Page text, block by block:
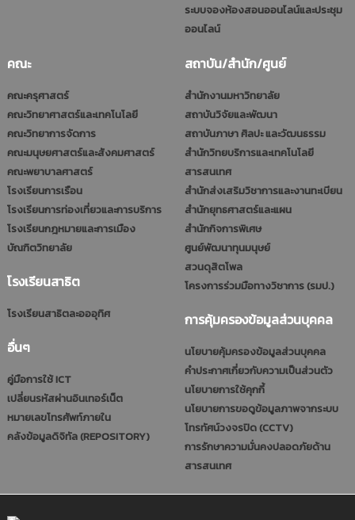
ระบบจองห้องสอนออนไลน์และประชุม
ออนไลน์
คณะ
คณะครุศาสตร์
คณะวิทยาศาสตร์และเทคโนโลยี
คณะวิทยาการจัดการ
คณะมนุษยศาสตร์และสังคมศาสตร์
คณะพยาบาลศาสตร์
โรงเรียนการเรือน
โรงเรียนการท่องเที่ยวและการบริการ
โรงเรียนกฎหมายและการเมือง
บัณฑิตวิทยาลัย
โรงเรียนสาธิต
โรงเรียนสาธิตละอออุทิศ
อื่นๆ
คู่มือการใช้ ICT
เปลี่ยนรหัสผ่านอินเทอร์เน็ต
หมายเลขโทรศัพท์ภายใน
คลังข้อมูลดิจิทัล (REPOSITORY)
สถาบัน/สำนัก/ศูนย์
สำนักงานมหาวิทยาลัย
สถาบันวิจัยและพัฒนา
สถาบันภาษา ศิลปะ และวัฒนธรรม
สำนักวิทยบริการและเทคโนโลยี
สารสนเทศ
สำนักส่งเสริมวิชาการและงานทะเบียน
สำนักยุทธศาสตร์และแผน
สำนักกิจการพิเศษ
ศูนย์พัฒนาทุนมนุษย์
สวนดุสิตโพล
โครงการร่วมมือทางวิชาการ (รมป.)
การคุ้มครองข้อมูลส่วนบุคคล
นโยบายคุ้มครองข้อมูลส่วนบุคคล
คำประกาศเกี่ยวกับความเป็นส่วนตัว
นโยบายการใช้คุกกี้
นโยบายการขอดูข้อมูลภาพจากระบบ
โทรทัศน์วงจรปิด (CCTV)
การรักษาความมั่นคงปลอดภัยด้าน
สารสนเทศ